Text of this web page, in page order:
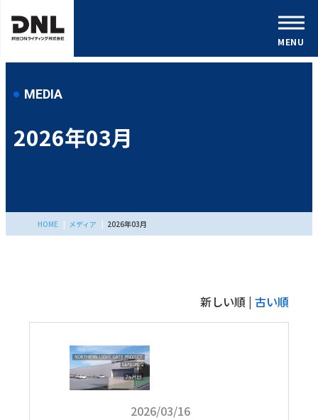
MEDIA
2026年03月
MENU
HOME メディア 2026年03月
新しい順 |古い順
2026/03/16